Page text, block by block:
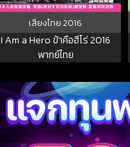
เสียงไทย2016
I Am a Hero ข้าคือฮีโร่ 2016
พากย์ไทย